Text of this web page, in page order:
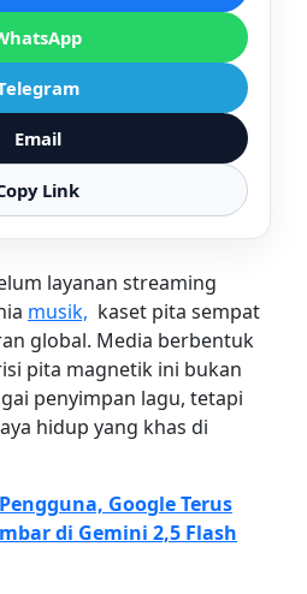
Email
Link
layanan streaming
musik, kaset pita sempat
global. Media berbentuk
pita magnetik ini bukan
penyimpan lagu, tetapi
hidup yang khas di
Google Terus
di Gemini 2,5 Flash